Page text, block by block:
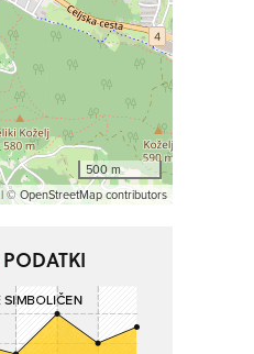
500 m
| © OpenStreetMap contributors
PODATKI